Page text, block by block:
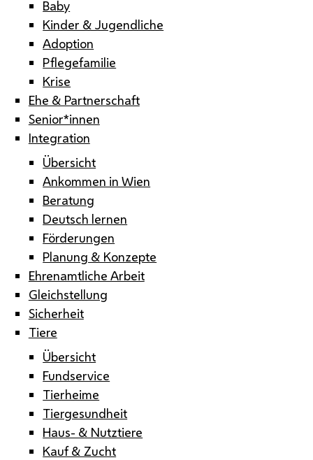
Baby
Kinder & Jugendliche
Adoption
Pflegefamilie
Krise
Ehe & Partnerschaft
Senior*innen
Integration
Übersicht
Ankommen in Wien
Beratung
Deutsch lernen
Förderungen
Planung & Konzepte
Ehrenamtliche Arbeit
Gleichstellung
Sicherheit
Tiere
Übersicht
Fundservice
Tierheime
Tiergesundheit
Haus- & Nutztiere
Kauf & Zucht